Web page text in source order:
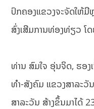
ປົກຄອງແຂວງຈະຈັດໃຫ້
ສົ່ງເສີມການທ່ອງທ່ຽວ ໂ
ທ່ານ ສົມໃຈ ອຸ່ນຈິດ, ຮອງ
ທໍາ-ສັງຄົມ ແຂວງສາລະວັ
ສາລະວັນ ສ້າງຂຶ້ນມາໄດ້